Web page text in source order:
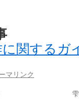
関するガ
マリンク